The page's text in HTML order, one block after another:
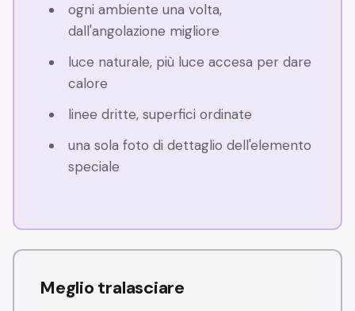
ogni ambiente una volta,
dall'angolazione migliore
luce naturale, più luce accesa per dare
calore
linee dritte, superfici ordinate
una sola foto di dettaglio dell'elemento
speciale
Meglio tralasciare